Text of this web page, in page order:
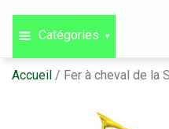
Catégories
Accueil Fer à cheval de la